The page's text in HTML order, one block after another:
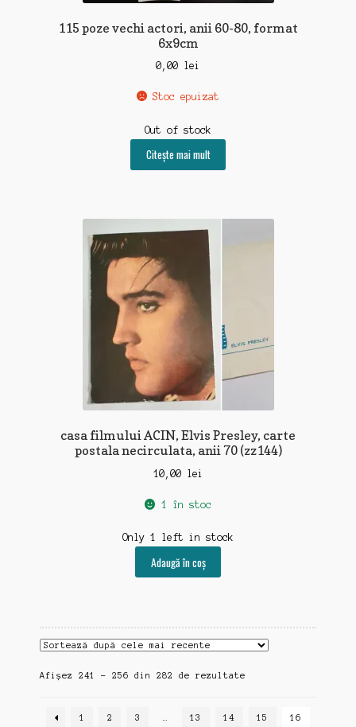
115 poze vechi actori, anii 60-80, format
6x9cm
0,00 lei
Stoc epuizat
Out of stock
Citește mai mult
casa filmului ACIN, Elvis Presley, carte
postala necirculata, anii 70 (zz144)
10,00 lei
1 în stoc
Only 1 left in stock
Adaugă în coș
Afișez 241 - 256 din 282 de rezultateSortat
mai
1 2 3 13 14 15 16